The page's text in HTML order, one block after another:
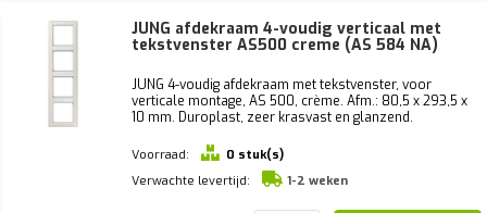
JUNG afdekraam 4-voudig verticaal met
tekstvenster AS500 creme (AS 584 NA)
JUNG 4-voudig afdekraam met tekstvenster, voor
verticale montage, AS 500, crème. Afm.: 80,5 x 293,5 x
10 mm. Duroplast, zeer krasvast en glanzend.
Voorraad:
0 stuk(s)
Verwachte levertijd:
1-2 weken